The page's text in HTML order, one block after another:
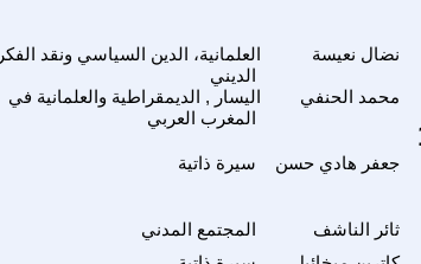
العلمانية، الدين السياسي ونقد الفكر
الديني
نضال نعيسة
اليسار , الديمقراطية والعلمانية في
المغرب العربي
محمد الحنفي
سيرة ذاتية جعفر هادي حسن
المجتمع المدني ثائر الناشف